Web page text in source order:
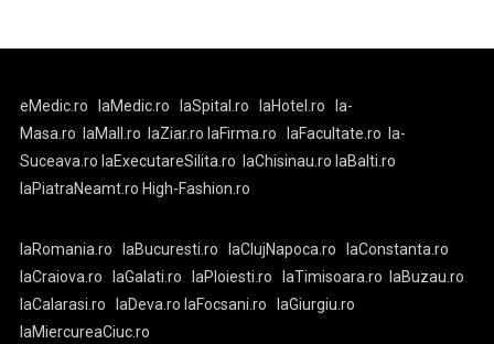
eMedic.ro laMedic.ro laSpital.ro laHotel.ro
la-
Masa.ro
laMall.ro laZiar.ro laFirma.ro laFacultate.ro
la-
Suceava.ro laExecutareSilita.ro laChisinau.ro laBalti.ro
laPiatraNeamt.ro High-Fashion.ro
laRomania.ro laBucuresti.ro laClujNapoca.ro
laConstanta.ro
laCraiova.ro
laGalati.ro laPloiesti.ro laTimisoara.ro
laBuzau.ro
laCalarasi.ro
laDeva.ro laFocsani.ro
laGiurgiu.ro
laMiercureaCiuc.ro